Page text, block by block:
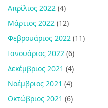
Απρίλιος 2022 (4)
Μάρτιος 2022 (12)
Φεβρουάριος 2022 (11)
Ιανουάριος 2022 (6)
Δεκέμβριος 2021 (4)
Νοέμβριος 2021 (4)
Οκτώβριος 2021 (6)